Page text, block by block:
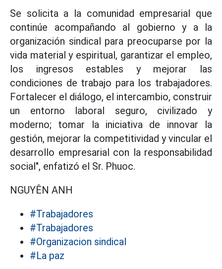
Se solicita a la comunidad empresarial que
continúe acompañando al gobierno y a la
organización sindical para preocuparse por la
vida material y espiritual, garantizar el empleo,
los ingresos estables y mejorar las
condiciones de trabajo para los trabajadores.
Fortalecer el diálogo, el intercambio, construir
un entorno laboral seguro, civilizado y
moderno; tomar la iniciativa de innovar la
gestión, mejorar la competitividad y vincular el
desarrollo empresarial con la responsabilidad
social", enfatizó el Sr. Phuoc.
NGUYÊN ANH
#Trabajadores
#Trabajadores
#Organizacion sindical
#La paz